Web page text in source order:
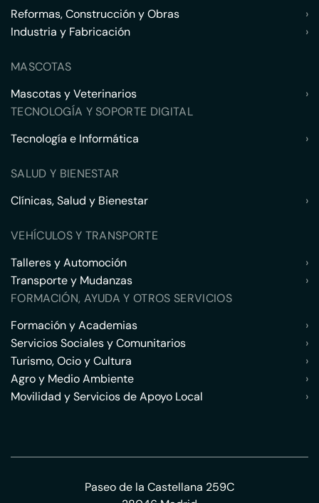
Reformas, Construcción y Obras
›
Industria y Fabricación
›
MASCOTAS
Mascotas y Veterinarios
›
TECNOLOGÍA Y SOPORTE DIGITAL
Tecnología e Informática
›
SALUD Y BIENESTAR
Clínicas, Salud y Bienestar
›
VEHÍCULOS Y TRANSPORTE
Talleres y Automoción
›
Transporte y Mudanzas
›
FORMACIÓN, AYUDA Y OTROS SERVICIOS
Formación y Academias
›
Servicios Sociales y Comunitarios
›
Turismo, Ocio y Cultura
›
Agro y Medio Ambiente
›
Movilidad y Servicios de Apoyo Local
›
Paseo de la Castellana 259C